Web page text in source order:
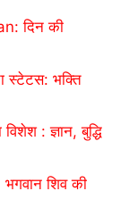
दिन की
स्टेटस: भक्ति
: ज्ञान, बुद्धि
शिव की